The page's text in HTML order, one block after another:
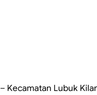
– Kecamatan Lubuk